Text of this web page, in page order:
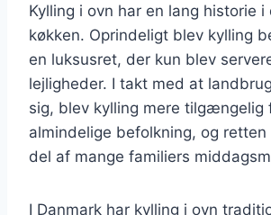
Kylling i ovn har en lang historie
køkken. Oprindeligt blev kylling
en luksusret, der kun blev
lejligheder. I takt med at
sig, blev kylling mere tilgængelig
almindelige befolkning, og
del af mange familiers
I Danmark har kylling i ovn